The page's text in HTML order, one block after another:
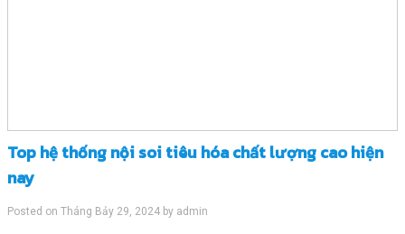
Top hệ thống nội soi tiêu hóa chất lượng cao hiện
nay
Posted on Tháng Bảy 29, 2024 by admin